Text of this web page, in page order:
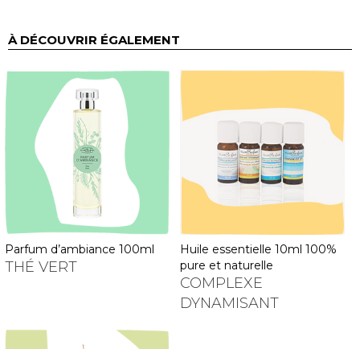
À DÉCOUVRIR ÉGALEMENT
parfum d’ambiance 100ml
THÉ VERT
huile essentielle 10ml 100%
pure et naturelle
COMPLEXE
DYNAMISANT